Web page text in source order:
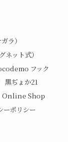
ラ）
ネット式）
フック
黒ぢょか21
Online Shop
ーポリシー